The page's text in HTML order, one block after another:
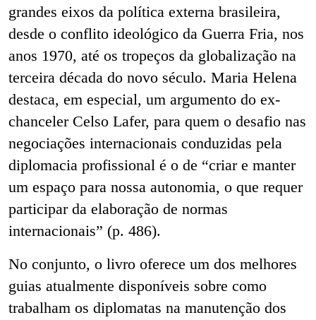
grandes eixos da política externa brasileira,
desde o conflito ideológico da Guerra Fria, nos
anos 1970, até os tropeços da globalização na
terceira década do novo século. Maria Helena
destaca, em especial, um argumento do ex-
chanceler Celso Lafer, para quem o desafio nas
negociações internacionais conduzidas pela
diplomacia profissional é o de “criar e manter
um espaço para nossa autonomia, o que requer
participar da elaboração de normas
internacionais” (p. 486).
No conjunto, o livro oferece um dos melhores
guias atualmente disponíveis sobre como
trabalham os diplomatas na manutenção dos